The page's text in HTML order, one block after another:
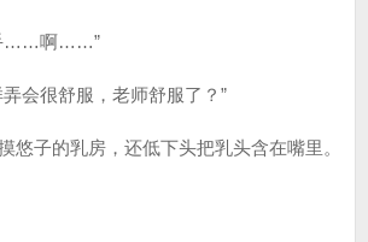
……啊……”
会很舒服，老师舒服了？”
子的乳房，还低下头把乳头含在嘴里。